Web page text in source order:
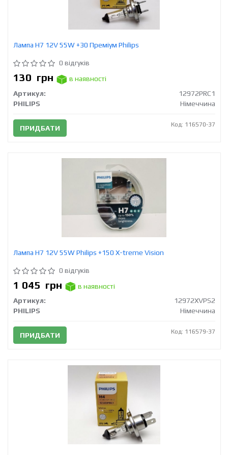
Лампа H7 12V 55W +30 Преміум Philips
0 відгуків
130 грн
в наявності
Артикул:
12972PRC1
PHILIPS
Німеччина
ПРИДБАТИ Код: 116570-37
Лампа Н7 12V 55W Philips +150 X-treme Vision
0 відгуків
1 045 грн
в наявності
Артикул:
12972XVPS2
PHILIPS
Німеччина
ПРИДБАТИ Код: 116579-37